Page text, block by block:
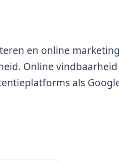
en online
Online
als